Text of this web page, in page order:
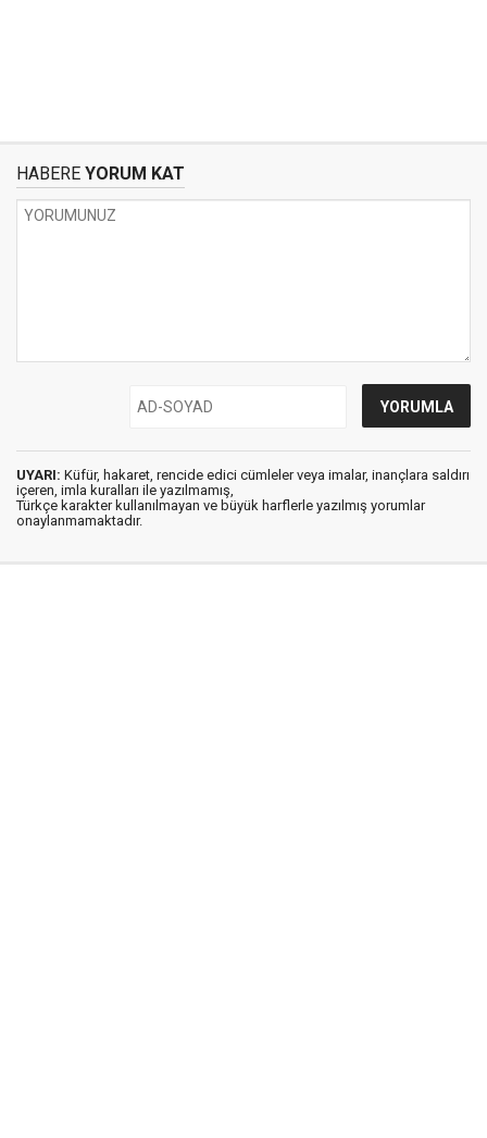
HABERE YORUM KAT
UYARI: Küfür, hakaret, rencide edici cümleler veya imalar, inançlara saldırı
içeren, imla kuralları ile yazılmamış,
Türkçe karakter kullanılmayan ve büyük harflerle yazılmış yorumlar
onaylanmamaktadır.